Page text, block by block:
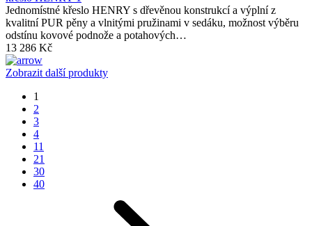
Jednomístné křeslo HENRY s dřevěnou konstrukcí a výplní z
kvalitní PUR pěny a vlnitými pružinami v sedáku, možnost výběru
odstínu kovové podnože a potahových…
13 286 Kč
Zobrazit další produkty
1
2
3
4
11
21
30
40